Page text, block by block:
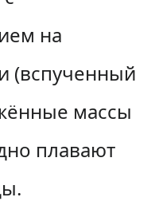
на
(вспученный
массы
плавают